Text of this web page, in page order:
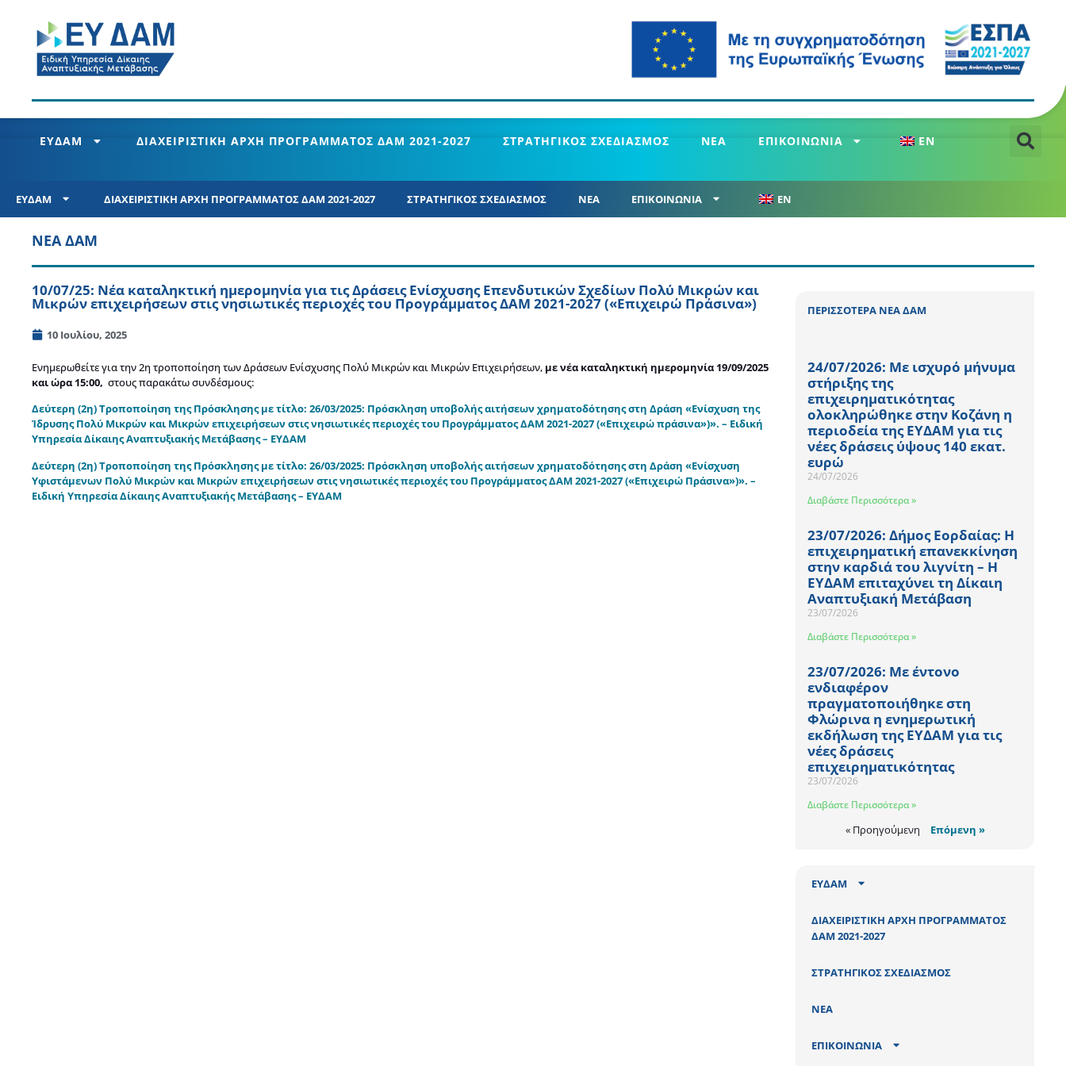
ΕΥΔΑΜ ΔΙΑΧΕΙΡΙΣΤΙΚΗ ΑΡΧΗ ΠΡΟΓΡΑΜΜΑΤΟΣ ΔΑΜ 2021-2027 ΣΤΡΑΤΗΓΙΚΟΣ ΣΧΕΔΙΑΣΜΟΣ ΝΕΑ ΕΠΙΚΟΙΝΩΝΙΑ EN
ΕΥΔΑΜ ΔΙΑΧΕΙΡΙΣΤΙΚΗ ΑΡΧΗ ΠΡΟΓΡΑΜΜΑΤΟΣ ΔΑΜ 2021-2027 ΣΤΡΑΤΗΓΙΚΟΣ ΣΧΕΔΙΑΣΜΟΣ ΝΕΑ ΕΠΙΚΟΙΝΩΝΙΑ EN
ΝΕΑ ΔΑΜ
10/07/25: Νέα καταληκτική ημερομηνία για τις Δράσεις Ενίσχυσης Επενδυτικών Σχεδίων Πολύ Μικρών και
Μικρών επιχειρήσεων στις νησιωτικές περιοχές του Προγράμματος ΔΑΜ 2021-2027 («Επιχειρώ Πράσινα»)
10 Ιουλίου, 2025
Ενημερωθείτε για την 2η τροποποίηση των Δράσεων Ενίσχυσης Πολύ Μικρών και Μικρών Επιχειρήσεων, με νέα καταληκτική ημερομηνία 19/09/2025
και ώρα 15:00, στους παρακάτω συνδέσμους:
Δεύτερη (2η) Τροποποίηση της Πρόσκλησης με τίτλο: 26/03/2025: Πρόσκληση υποβολής αιτήσεων χρηματοδότησης στη Δράση «Ενίσχυση της
Ίδρυσης Πολύ Μικρών και Μικρών επιχειρήσεων στις νησιωτικές περιοχές του Προγράμματος ΔΑΜ 2021-2027 («Επιχειρώ πράσινα»)». – Ειδική
Υπηρεσία Δίκαιης Αναπτυξιακής Μετάβασης – ΕΥΔΑΜ
Δεύτερη (2η) Τροποποίηση της Πρόσκλησης με τίτλο: 26/03/2025: Πρόσκληση υποβολής αιτήσεων χρηματοδότησης στη Δράση «Ενίσχυση
Υφιστάμενων Πολύ Μικρών και Μικρών επιχειρήσεων στις νησιωτικές περιοχές του Προγράμματος ΔΑΜ 2021-2027 («Επιχειρώ Πράσινα»)». –
Ειδική Υπηρεσία Δίκαιης Αναπτυξιακής Μετάβασης – ΕΥΔΑΜ
ΠΕΡΙΣΣΟΤΕΡΑ ΝΕΑ ΔΑΜ
24/07/2026: Με ισχυρό μήνυμα
στήριξης της
επιχειρηματικότητας
ολοκληρώθηκε στην Κοζάνη η
περιοδεία της ΕΥΔΑΜ για τις
νέες δράσεις ύψους 140 εκατ.
ευρώ
24/07/2026
Διαβάστε Περισσότερα »
23/07/2026: Δήμος Εορδαίας: Η
επιχειρηματική επανεκκίνηση
στην καρδιά του λιγνίτη – Η
ΕΥΔΑΜ επιταχύνει τη Δίκαιη
Αναπτυξιακή Μετάβαση
23/07/2026
Διαβάστε Περισσότερα »
23/07/2026: Με έντονο
ενδιαφέρον
πραγματοποιήθηκε στη
Φλώρινα η ενημερωτική
εκδήλωση της ΕΥΔΑΜ για τις
νέες δράσεις
επιχειρηματικότητας
23/07/2026
Διαβάστε Περισσότερα »
« Προηγούμενη Επόμενη »
ΕΥΔΑΜ
ΔΙΑΧΕΙΡΙΣΤΙΚΗ ΑΡΧΗ ΠΡΟΓΡΑΜΜΑΤΟΣ
ΔΑΜ 2021-2027
ΣΤΡΑΤΗΓΙΚΟΣ ΣΧΕΔΙΑΣΜΟΣ
ΝΕΑ
ΕΠΙΚΟΙΝΩΝΙΑ